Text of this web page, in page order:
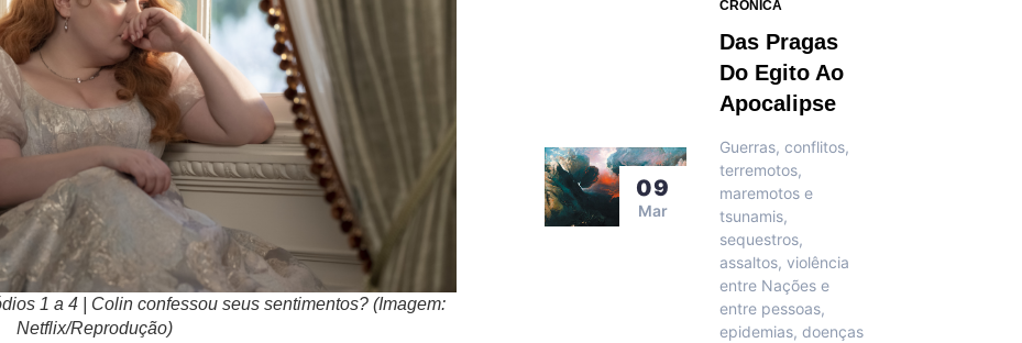
1 a 4 | Colin confessou seus sentimentos? (Imagem:
Netflix/Reprodução)
09
Mar
CRÔNICA
Das Pragas
Do Egito Ao
Apocalipse
Guerras, conflitos,
terremotos,
maremotos e
tsunamis,
sequestros,
assaltos, violência
entre Nações e
entre pessoas,
epidemias, doenças